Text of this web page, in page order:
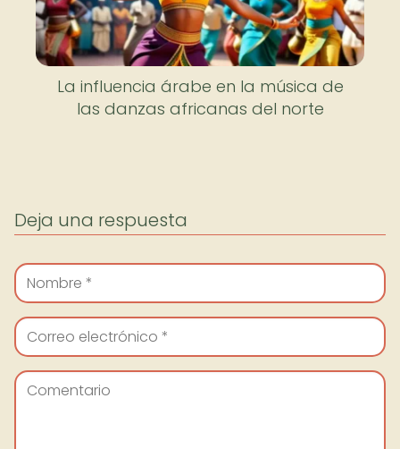
La influencia árabe en la música de
las danzas africanas del norte
Deja una respuesta